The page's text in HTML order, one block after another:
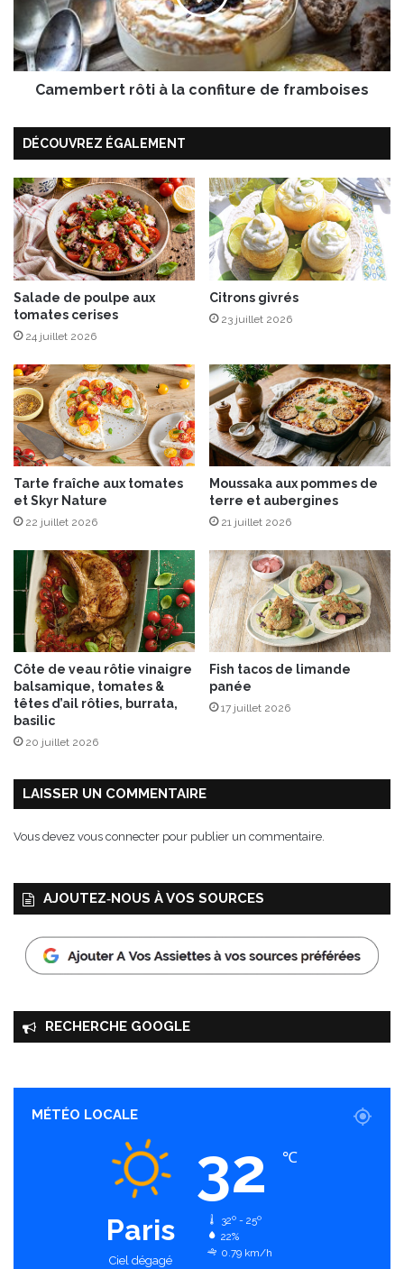
l
a
F
r
n
t
i
n
a
»
e
r
t
t
l
a
c
o
n
f
i
t
u
e
d
e
f
r
a
m
b
o
Camembert rôti à la confiture de framboises
DÉCOUVREZ ÉGALEMENT
Salade de poulpe aux
tomates cerises
24 juillet 2026
Citrons givrés
23 juillet 2026
Tarte fraîche aux tomates
et Skyr Nature
22 juillet 2026
Moussaka aux pommes de
terre et aubergines
21 juillet 2026
Côte de veau rôtie vinaigre
balsamique, tomates &
têtes d’ail rôties, burrata,
basilic
20 juillet 2026
Fish tacos de limande
panée
17 juillet 2026
LAISSER UN COMMENTAIRE
Vous devez vous connecter pour publier un commentaire.
AJOUTEZ‑NOUS À VOS SOURCES
RECHERCHE GOOGLE
MÉTÉO LOCALE
Paris
Ciel dégagé
32 ℃
32º - 25º
22%
0.79 km/h